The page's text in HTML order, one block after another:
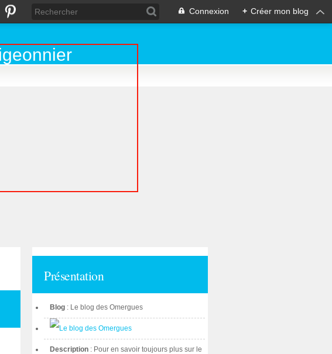
Connexion + Créer mon blog
Présentation
Blog : Le blog des Omergues
Description : Pour en savoir toujours plus sur le